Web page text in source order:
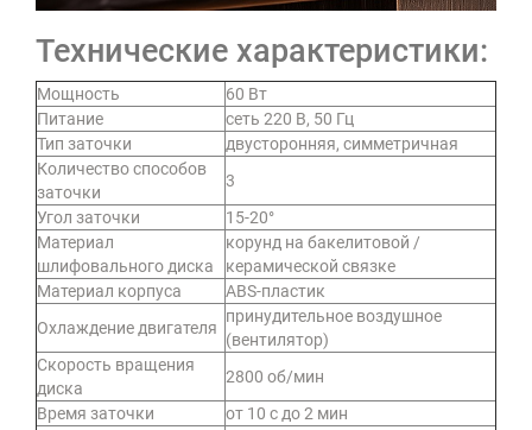
Технические характеристики:
Мощность
60 Вт
Питание
сеть 220 В, 50 Гц
Тип заточки
двусторонняя, симметричная
Количество способов
заточки
3
Угол заточки
15-20°
Материал
шлифовального диска
корунд на бакелитовой /
керамической связке
Материал корпуса
ABS-пластик
Охлаждение двигателя
принудительное воздушное
(вентилятор)
Скорость вращения
диска
2800 об/мин
Время заточки
от 10 с до 2 мин